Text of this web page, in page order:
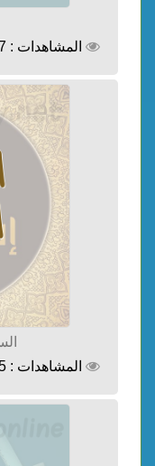
المشاهدات : 3577
المشاهدات : 2115